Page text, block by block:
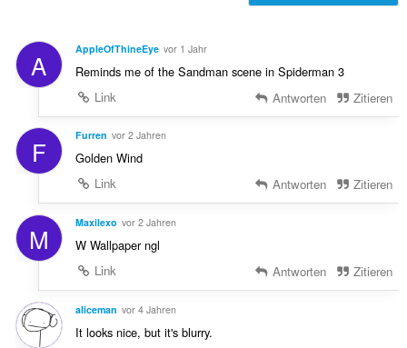
A AppleOfThineEye vor 1 Jahr
Reminds me of the Sandman scene in Spiderman 3
Link
Antworten Zitieren
F Furren vor 2 Jahren
Golden Wind
Link
Antworten Zitieren
M Maxilexo vor 2 Jahren
W Wallpaper ngl
Link
Antworten Zitieren
aliceman vor 4 Jahren
It looks nice, but it's blurry.